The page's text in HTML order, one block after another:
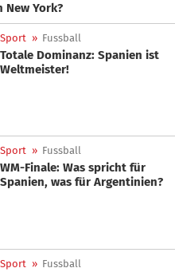
New York?
Sport » Fussball
Totale Dominanz: Spanien ist
Weltmeister!
Sport » Fussball
WM-Finale: Was spricht für
Spanien, was für Argentinien?
Sport » Fussball